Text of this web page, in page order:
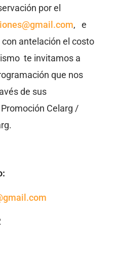
por el
, e
antelación el costo
te invitamos a
que nos
de sus
Celarg /